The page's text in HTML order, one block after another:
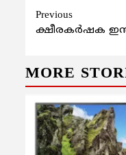
Continue
Reading
Previous
ക്ഷീരകര്‍ഷക
MORE